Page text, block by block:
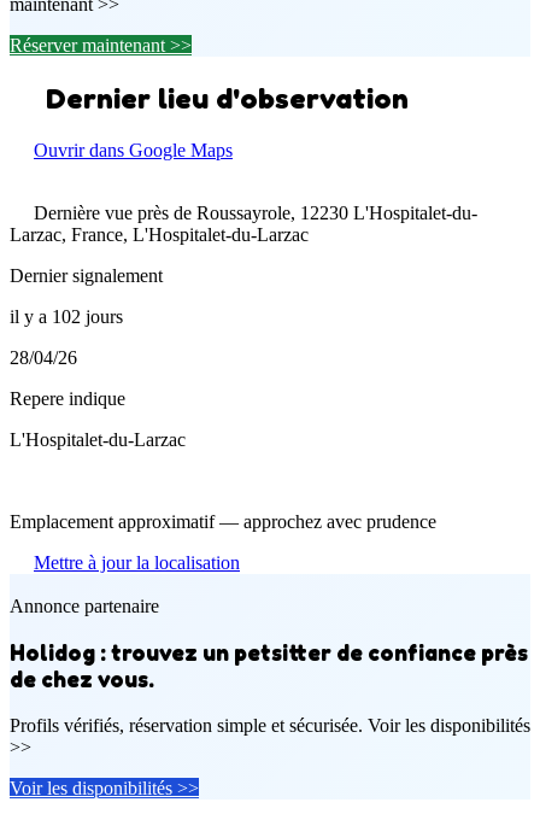
Réserver maintenant >>
Dernier lieu d'observation
Ouvrir dans Google Maps
Dernière vue près de Roussayrole, 12230 L'Hospitalet-du-
Larzac, France, L'Hospitalet-du-Larzac
Dernier signalement
il y a 102 jours
28/04/26
Repere indique
L'Hospitalet-du-Larzac
Emplacement approximatif — approchez avec prudence
Mettre à jour la localisation
Annonce partenaire
Holidog : trouvez un petsitter de confiance près
de chez vous.
Profils vérifiés, réservation simple et sécurisée. Voir les disponibilités
>>
Voir les disponibilités >>